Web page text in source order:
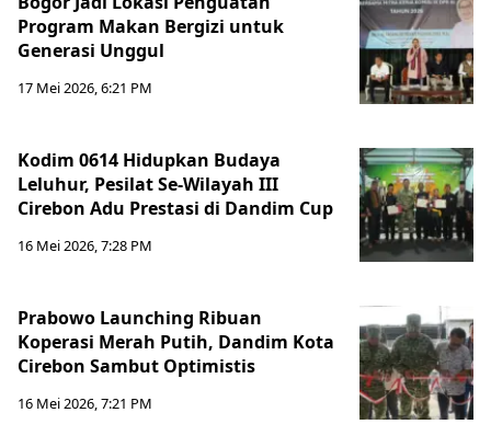
Program Makan Bergizi untuk
Generasi Unggul
17 Mei 2026, 6:21 PM
Kodim 0614 Hidupkan Budaya
Leluhur, Pesilat Se-Wilayah III
Cirebon Adu Prestasi di Dandim Cup
16 Mei 2026, 7:28 PM
Prabowo Launching Ribuan
Koperasi Merah Putih, Dandim Kota
Cirebon Sambut Optimistis
16 Mei 2026, 7:21 PM